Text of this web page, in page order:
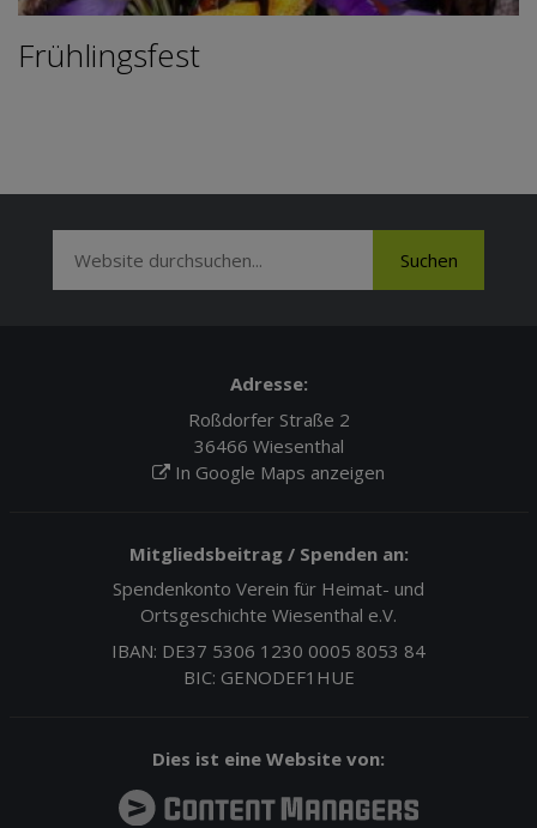
Frühlingsfest
Suchen
Adresse:
Roßdorfer Straße 2
36466 Wiesenthal
In Google Maps anzeigen
Mitgliedsbeitrag / Spenden an:
Spendenkonto Verein für Heimat- und
Ortsgeschichte Wiesenthal e.V.
IBAN: DE37 5306 1230 0005 8053 84
BIC: GENODEF1HUE
Dies ist eine Website von: